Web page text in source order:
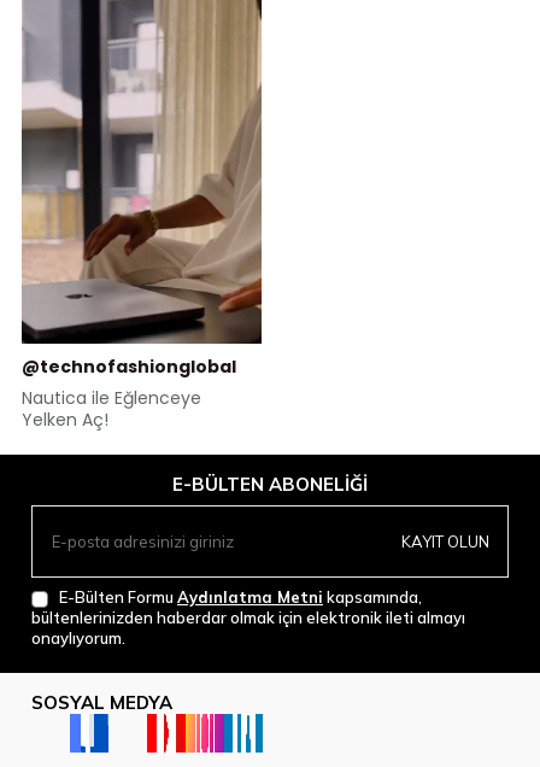
@technofashionglobal
Nautica ile Eğlenceye
Yelken Aç!
E-BÜLTEN ABONELIĞI
KAYIT OLUN
E-Bülten Formu Aydınlatma Metni kapsamında,
bültenlerinizden haberdar olmak için elektronik ileti almayı
onaylıyorum.
SOSYAL MEDYA